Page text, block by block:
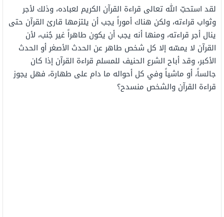
لقد استحبّ الله تعالى قراءة القرآن الكريم لعباده، وذلك لأجر
وثواب قراءته، ولكن هناك أموراً يجب أن يلتزمها قارئ القرآن حتى
ينال أجر قراءته، ومنها أنه يجب أن يكون طاهراً غير جُنب، لأن
القرآن لا يمسّه إلا كل شخص طاهر عن الحدث الأصغر أو الحدث
الأكبر، وقد أباح الشرع الحنيف للمسلم قراءة القرآن إذا كان
جالساً، أو ماشياً وفي كل أحواله ما دام على طهارة، فهل يجوز
قراءة القرآن والشخص منسدح؟